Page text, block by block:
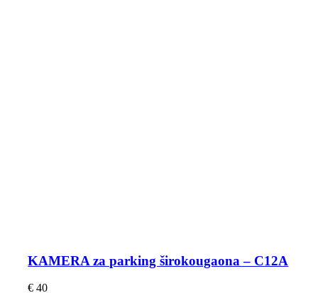
KAMERA za parking širokougaona – C12A
€ 40